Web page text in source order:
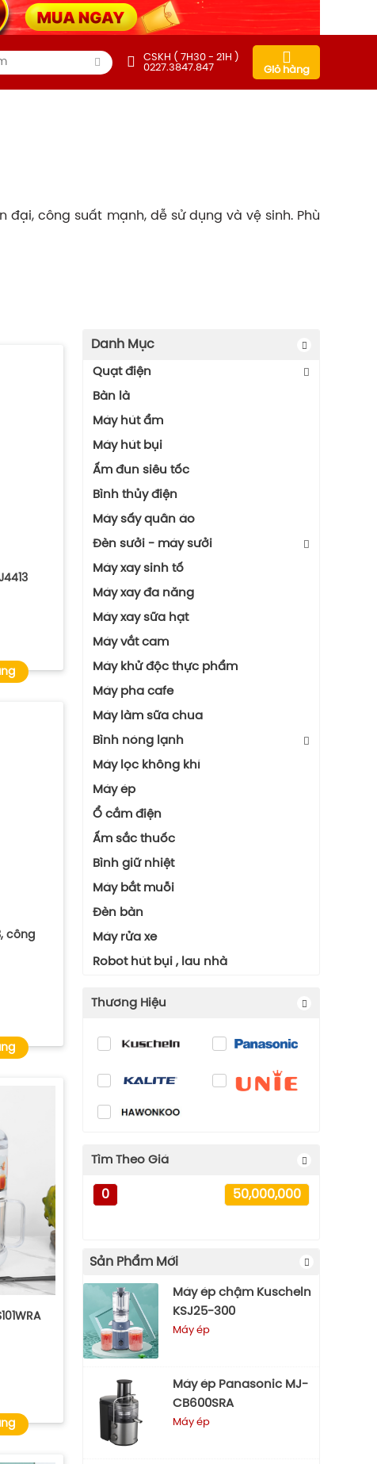
CSKH ( 7H30 - 21H )
0227.3847.847
Giỏ hàng
công suất mạnh, dễ sử dụng và vệ sinh. Phù
công
Danh Mục
Quạt điện
Quạt Điều Hòa
Quạt Điều Hòa Raika - Đạt Tường
Quạt Điều Hòa Daikio
Quạt Điều Hòa Daikiosan
Quạt Điều Hòa Erito
Bàn là
Máy hút ẩm
Máy hút bụi
Ấm đun siêu tốc
Bình thủy điện
Máy sấy quần áo
Đèn sưởi - máy sưởi
Quạt Sưởi
Máy Sưởi Dầu
Đèn Sưởi Nhà Tắm
Máy Sưởi
Máy xay sinh tố
Máy xay đa năng
Máy xay sữa hạt
Máy vắt cam
Máy khử độc thực phẩm
Máy pha cafe
Máy làm sữa chua
Bình nóng lạnh
Bình Ngang
Bình Vuông, Bình Đứng
Máy lọc không khí
Máy ép
Ổ cắm điện
Ấm sắc thuốc
Bình giữ nhiệt
Máy bắt muỗi
Đèn bàn
Máy rửa xe
Robot hút bụi , lau nhà
Thương Hiệu
Tìm Theo Giá
0 50,000,000
Sản Phẩm Mới
Máy ép chậm Kuscheln
KSJ25-300
Máy ép
Máy ép Panasonic MJ-
CB600SRA
Máy ép